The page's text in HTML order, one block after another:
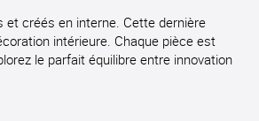
créés en interne. Cette dernière
intérieure. Chaque pièce est
le parfait équilibre entre innovation